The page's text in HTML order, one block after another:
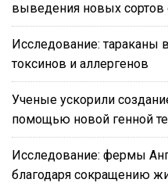
выведения новых сортов
Исследование: тараканы
токсинов и аллергенов
Ученые ускорили
помощью новой генной
Исследование: фермы
благодаря сокращению